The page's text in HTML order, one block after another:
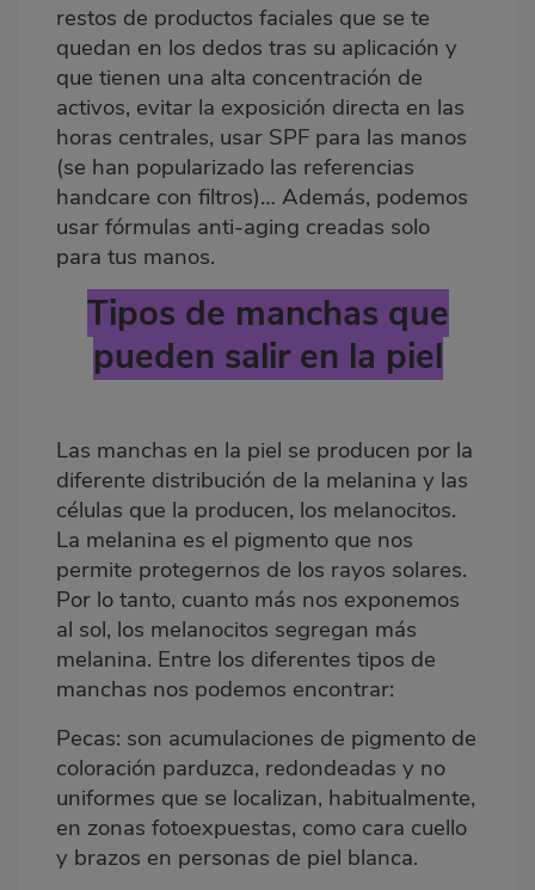
restos de productos faciales que se te
quedan en los dedos tras su aplicación y
que tienen una alta concentración de
activos, evitar la exposición directa en las
horas centrales, usar SPF para las manos
(se han popularizado las referencias
handcare con filtros)… Además, podemos
usar fórmulas anti-aging creadas solo
para tus manos.
Tipos de manchas que
pueden salir en la piel
Las manchas en la piel se producen por la
diferente distribución de la melanina y las
células que la producen, los melanocitos.
La melanina es el pigmento que nos
permite protegernos de los rayos solares.
Por lo tanto, cuanto más nos exponemos
al sol, los melanocitos segregan más
melanina. Entre los diferentes tipos de
manchas nos podemos encontrar:
Pecas: son acumulaciones de pigmento de
coloración parduzca, redondeadas y no
uniformes que se localizan, habitualmente,
en zonas fotoexpuestas, como cara cuello
y brazos en personas de piel blanca.